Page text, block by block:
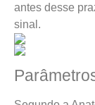
antes desse
sinal.